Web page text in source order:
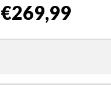
€269,99